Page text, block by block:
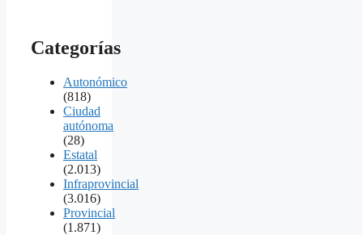
Categorías
Autonómico
(818)
Ciudad
autónoma
(28)
Estatal
(2.013)
Infraprovincial
(3.016)
Provincial
(1.871)